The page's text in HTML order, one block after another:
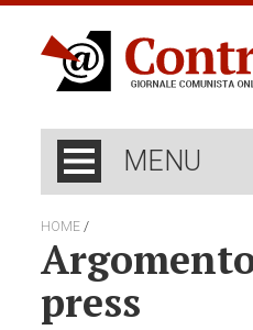
MENU
HOME /
press